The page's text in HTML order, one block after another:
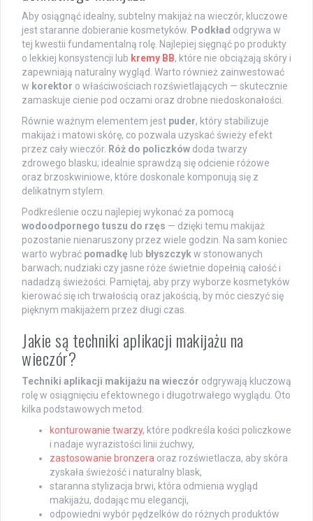
Aby osiągnąć idealny, subtelny makijaż na wieczór, kluczowe
jest staranne dobieranie kosmetyków. Podkład odgrywa w
tej kwestii fundamentalną rolę. Najlepiej sięgnąć po produkty
o lekkiej konsystencji lub kremy BB, które nie obciążają skóry i
zapewniają naturalny wygląd. Warto również zainwestować
w korektor o właściwościach rozświetlających — skutecznie
zamaskuje cienie pod oczami oraz drobne niedoskonałości.
Równie ważnym elementem jest puder, który stabilizuje
makijaż i matowi skórę, co pozwala uzyskać świeży efekt
przez cały wieczór. Róż do policzków doda twarzy
zdrowego blasku; idealnie sprawdzą się odcienie różowe
oraz brzoskwiniowe, które doskonale komponują się z
delikatnym stylem.
Podkreślenie oczu najlepiej wykonać za pomocą
wodoodpornego tuszu do rzęs — dzięki temu makijaż
pozostanie nienaruszony przez wiele godzin. Na sam koniec
warto wybrać pomadkę lub błyszczykw stonowanych
barwach; nudziaki czy jasne róże świetnie dopełnią całość i
nadadzą świeżości. Pamiętaj, aby przy wyborze kosmetyków
kierować się ich trwałością oraz jakością, by móc cieszyć się
pięknym makijażem przez długi czas.
Jakie są techniki aplikacji makijażu na
wieczór?
Techniki aplikacji makijażu na wieczór odgrywają kluczową
rolę w osiągnięciu efektownego i długotrwałego wyglądu. Oto
kilka podstawowych metod:
konturowanie twarzy, które podkreśla kości policzkowe
i nadaje wyrazistości linii żuchwy,
zastosowanie bronzera oraz rozświetlacza, aby skóra
zyskała świeżość i naturalny blask,
staranna stylizacja brwi, która odmienia wygląd
makijażu, dodając mu elegancji,
odpowiedni wybór pędzelków do różnych produktów